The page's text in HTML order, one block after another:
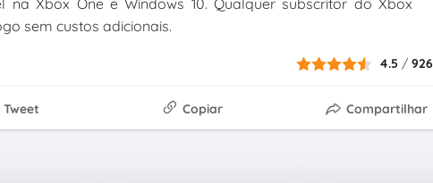
a
e
na Xbox One e Windows 10. Qualquer subscritor do Xbox
sem custos adicionais.
4.5 /926
Tweet Copiar Compartilhar